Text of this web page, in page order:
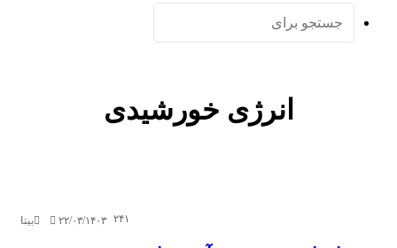
انرژی خورشیدی
بیتا ۲۲/۰۳/۱۴۰۳ ۲۴۱